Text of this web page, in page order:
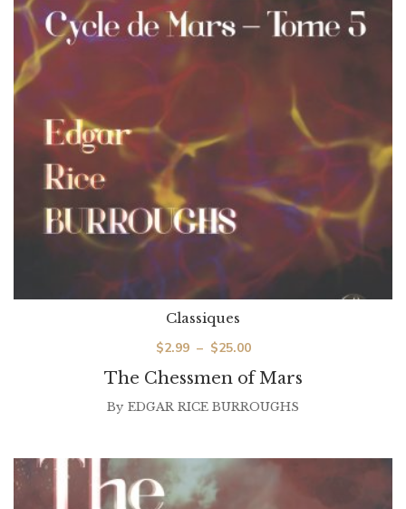
The Chessmen of Mars
Classiques
$2.99 – $25.00Plage
de
prix :
By EDGAR RICE BURROUGHS